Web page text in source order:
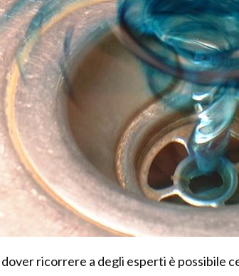
dover ricorrere a degli esperti è possibile